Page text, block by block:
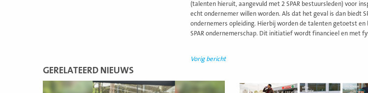
(talenten hieruit, aangevuld met 2 SPAR bestuursleden) voor
echt ondernemer willen worden. Als dat het geval is dan biedt
ondernemers opleiding. Hierbij worden de talenten getoetst
SPAR ondernemerschap. Dit initiatief wordt financieel en met
Vorig bericht
GERELATEERD NIEUWS
Lees